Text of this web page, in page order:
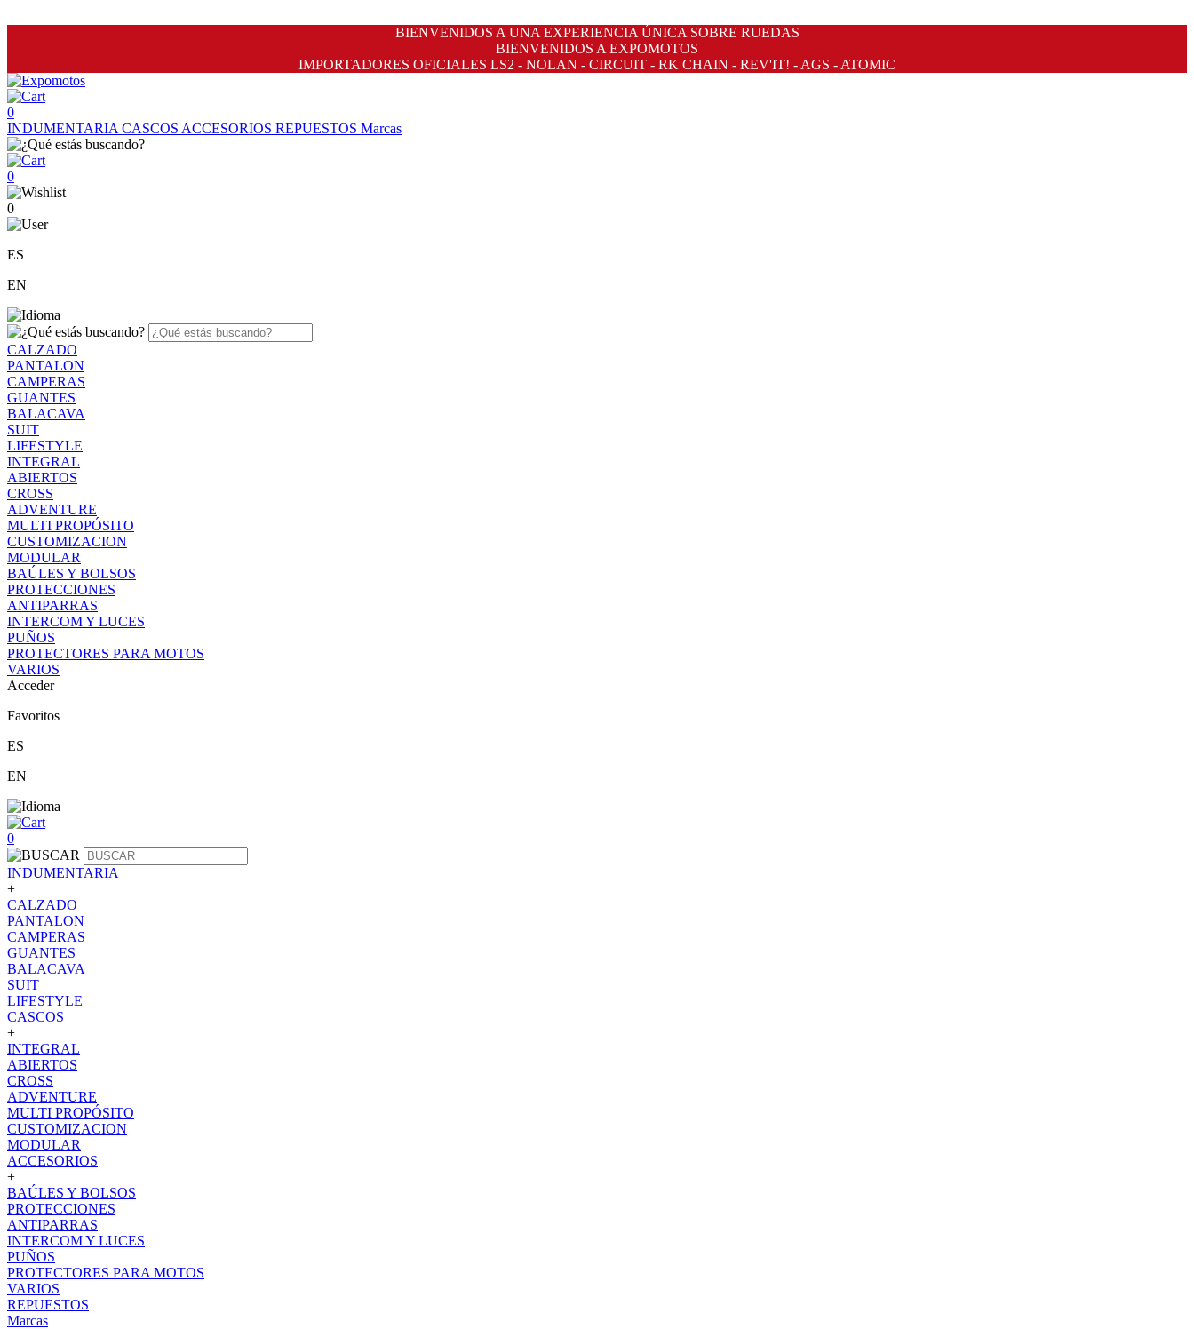
BIENVENIDOS A UNA EXPERIENCIA ÚNICA SOBRE RUEDAS
BIENVENIDOS A EXPOMOTOS
IMPORTADORES OFICIALES LS2 - NOLAN - CIRCUIT - RK CHAIN - REV'IT! - AGS - ATOMIC
0
INDUMENTARIA CASCOS ACCESORIOS REPUESTOS Marcas
0
0
ES
EN
CALZADO
PANTALON
CAMPERAS
GUANTES
BALACAVA
SUIT
LIFESTYLE
INTEGRAL
ABIERTOS
CROSS
ADVENTURE
MULTI PROPÓSITO
CUSTOMIZACION
MODULAR
BAÚLES Y BOLSOS
PROTECCIONES
ANTIPARRAS
INTERCOM Y LUCES
PUÑOS
PROTECTORES PARA MOTOS
VARIOS
Acceder
Favoritos
ES
EN
0
INDUMENTARIA
+
CALZADO
PANTALON
CAMPERAS
GUANTES
BALACAVA
SUIT
LIFESTYLE
CASCOS
+
INTEGRAL
ABIERTOS
CROSS
ADVENTURE
MULTI PROPÓSITO
CUSTOMIZACION
MODULAR
ACCESORIOS
+
BAÚLES Y BOLSOS
PROTECCIONES
ANTIPARRAS
INTERCOM Y LUCES
PUÑOS
PROTECTORES PARA MOTOS
VARIOS
REPUESTOS
Marcas